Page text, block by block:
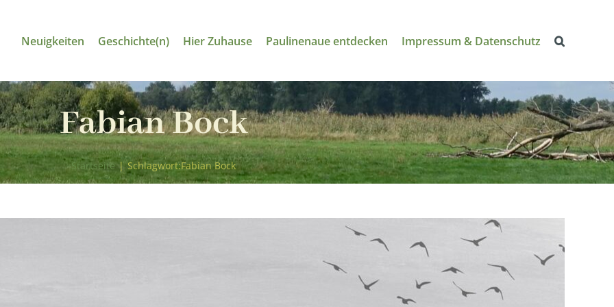
Neuigkeiten Geschichte(n) Hier Zuhause Paulinenaue entdecken Impressum & Datenschutz
Fabian Bock
Startseite | Schlagwort:Fabian Bock